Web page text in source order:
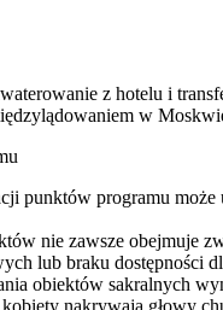
z hotelu i
w
punktów programu może
nie zawsze obejmuje
lub braku dostępności
obiektów sakralnych
nakrywają głowy